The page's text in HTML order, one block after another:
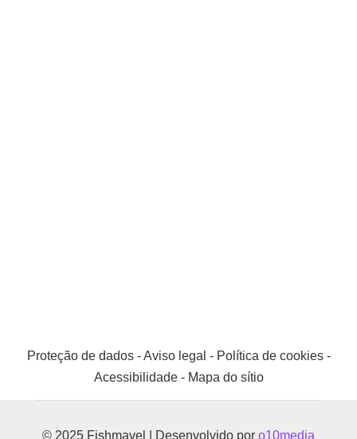
Proteção de dados-Aviso legal - Política de cookies-
Acessibilidade- Mapa do sítio
© 2025 Fishmavel | Desenvolvido por o10media